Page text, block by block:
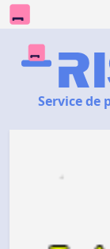
Service de